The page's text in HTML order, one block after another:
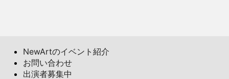
NewArtのイベント紹介
お問い合わせ
出演者募集中